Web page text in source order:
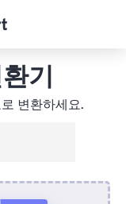
기
변환하세요.